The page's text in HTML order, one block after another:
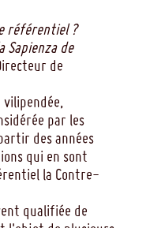
référentiel ?
Sapienza de
de
par les
des années
qui en sont
la Contre-
qualifiée de